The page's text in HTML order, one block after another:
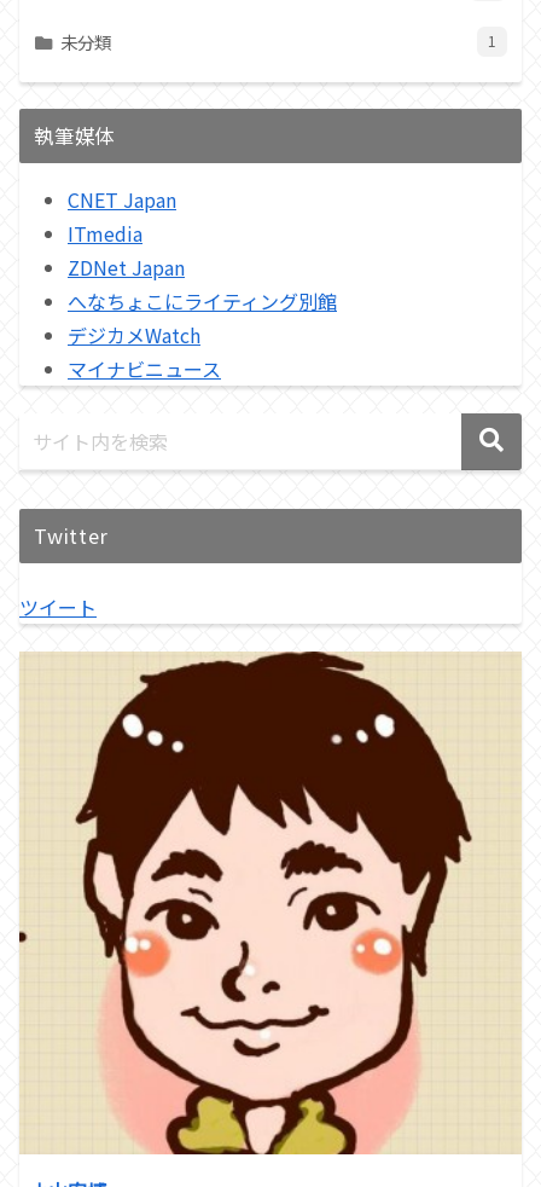
未分類 1
執筆媒体
CNET Japan
ITmedia
ZDNet Japan
へなちょこにライティング別館
デジカメWatch
マイナビニュース
Twitter
ツイート